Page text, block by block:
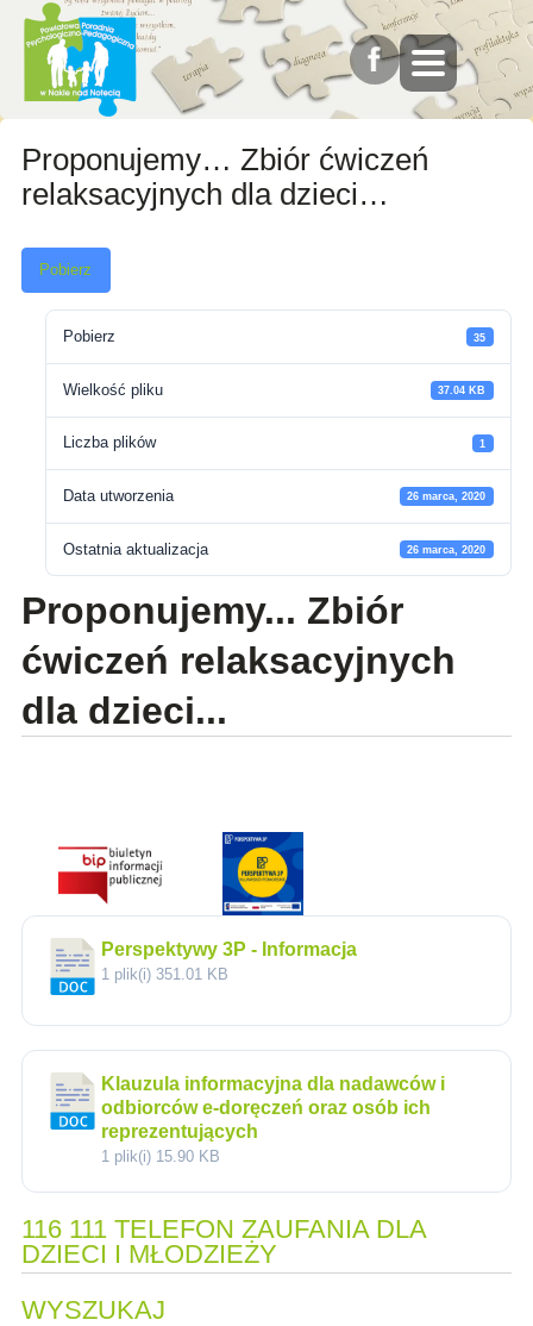
Proponujemy… Zbiór ćwiczeń
relaksacyjnych dla dzieci…
Pobierz
Pobierz 35
Wielkość pliku 37.04 KB
Liczba plików 1
Data utworzenia 26 marca, 2020
Ostatnia aktualizacja 26 marca, 2020
Proponujemy... Zbiór
ćwiczeń relaksacyjnych
dla dzieci...
Perspektywy 3P - Informacja
1 plik(i) 351.01 KB
Klauzula informacyjna dla nadawców i
odbiorców e-doręczeń oraz osób ich
reprezentujących
1 plik(i) 15.90 KB
116 111 TELEFON ZAUFANIA DLA
DZIECI I MŁODZIEŻY
WYSZUKAJ